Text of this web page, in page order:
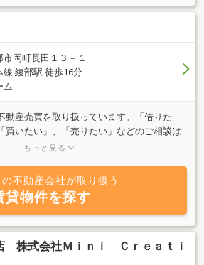
岡町長田１３－１
線 綾部駅 徒歩16分
ム
動産売買を取り扱っています。「借りた
買いたい」、「売りたい」などのご相談は
い。綾部市内の賃貸、不動産売買のことな
もっと見る
の不動産会社が取り扱う
貸物件を探す
株式会社Ｍｉｎｉ Ｃｒｅａｔｉ